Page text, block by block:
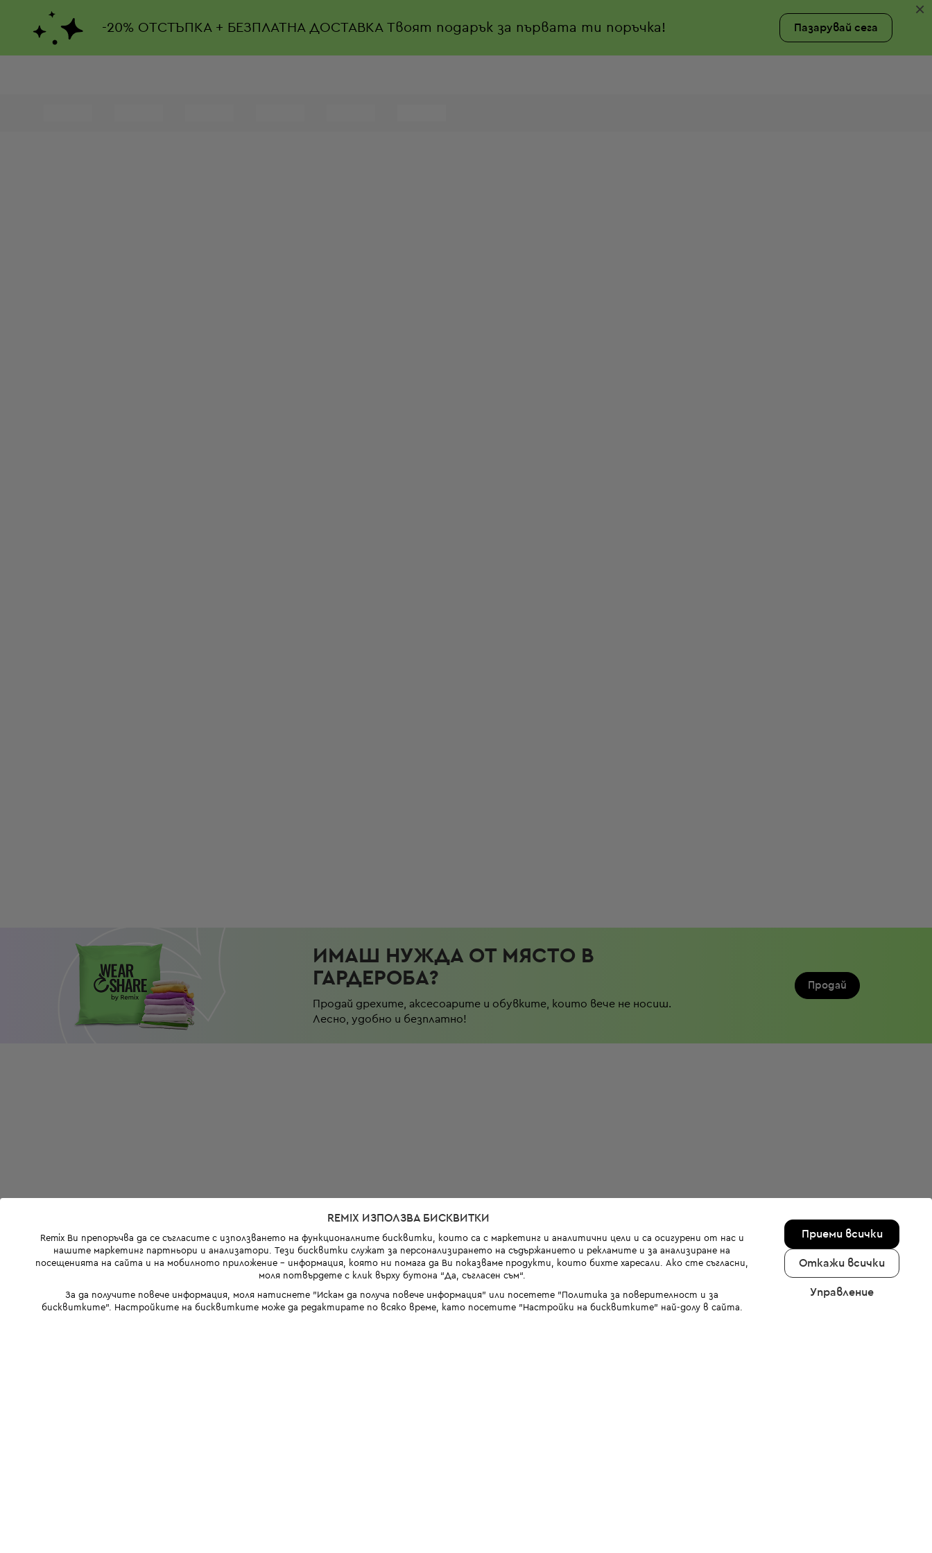
-20% ОТСТЪПКА + БЕЗПЛАТНА ДОСТАВКАТвоят подарък за първата ти поръчка! Пазарувай сега
×
ИМАШ НУЖДА ОТ МЯСТО В
ГАРДЕРОБА?
Продай дрехите, аксесоарите и обувките, които вече не носиш.
Лесно, удобно и безплатно!
Продай
REMIX ИЗПОЛЗВА БИСКВИТКИ
Remix Ви препоръчва да се съгласите с използването на функционалните бисквитки, които са с маркетинг и аналитични цели и са осигурени от нас и
нашите маркетинг партньори и анализатори. Тези бисквитки служат за персонализирането на съдържанието и рекламите и за анализиране на
посещенията на сайта и на мобилното приложение - информация, която ни помага да Ви показваме продукти, които бихте харесали. Ако сте съгласни,
моля потвърдете с клик върху бутона “Да, съгласен съм“.
За да получите повече информация, моля натиснете "Искам да получа повече информация" или посетете "Политика за поверителност и за
бисквитките". Настройките на бисквитките може да редактирате по всяко време, като посетите "Настройки на бисквитките" най-долу в сайта.
Приеми всички
Откажи всички
Управление